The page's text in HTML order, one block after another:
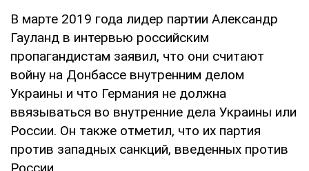
В марте 2019 года лидер партии Александр
Гауланд в интервью российским
пропагандистам заявил, что они считают
войну на Донбассе внутренним делом
Украины и что Германия не должна
ввязываться во внутренние дела Украины или
России. Он также отметил, что их партия
против западных санкций, введенных против
России.